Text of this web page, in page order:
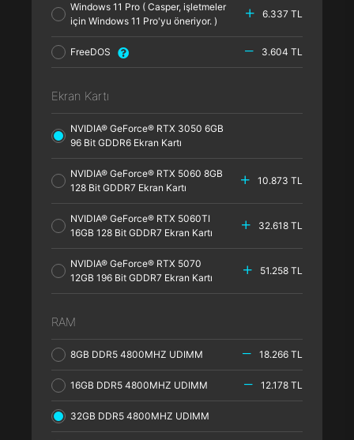
Windows 11 Pro ( Casper, işletmeler
için Windows 11 Pro'yu öneriyor. )
6.337 TL
FreeDOS 3.604 TL
Ekran Kartı
NVIDIA® GeForce® RTX 3050 6GB
96 Bit GDDR6 Ekran Kartı
NVIDIA® GeForce® RTX 5060 8GB
128 Bit GDDR7 Ekran Kartı
10.873 TL
NVIDIA® GeForce® RTX 5060TI
16GB 128 Bit GDDR7 Ekran Kartı
32.618 TL
NVIDIA® GeForce® RTX 5070
12GB 196 Bit GDDR7 Ekran Kartı
51.258 TL
RAM
8GB DDR5 4800MHZ UDIMM 18.266 TL
16GB DDR5 4800MHZ UDIMM 12.178 TL
32GB DDR5 4800MHZ UDIMM